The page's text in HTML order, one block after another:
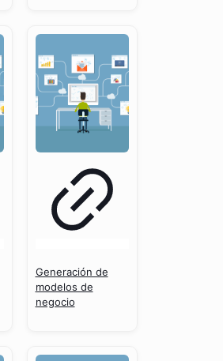
Generación de
modelos de
negocio